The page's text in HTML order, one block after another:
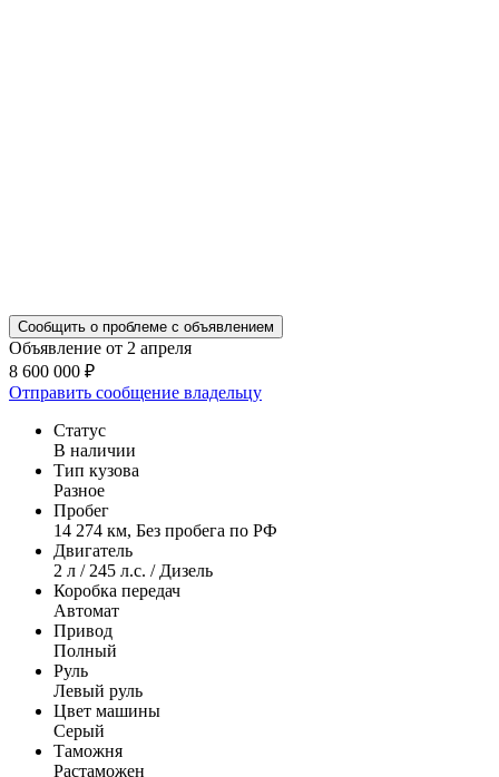
Сообщить о проблеме с объявлением
Объявление от 2 апреля
8 600 000 ₽
Отправить сообщение владельцу
Статус
В наличии
Тип кузова
Разное
Пробег
14 274 км, Без пробега по РФ
Двигатель
2 л / 245 л.с. / Дизель
Коробка передач
Автомат
Привод
Полный
Руль
Левый руль
Цвет машины
Серый
Таможня
Растаможен